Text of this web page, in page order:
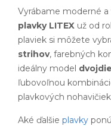
Vyrábame moderné
plavky LITEX už od
plaviek si môžete
strihov, farebných
ideálny model
ľubovoľnou
plavkových
Aké ďalšie plavky